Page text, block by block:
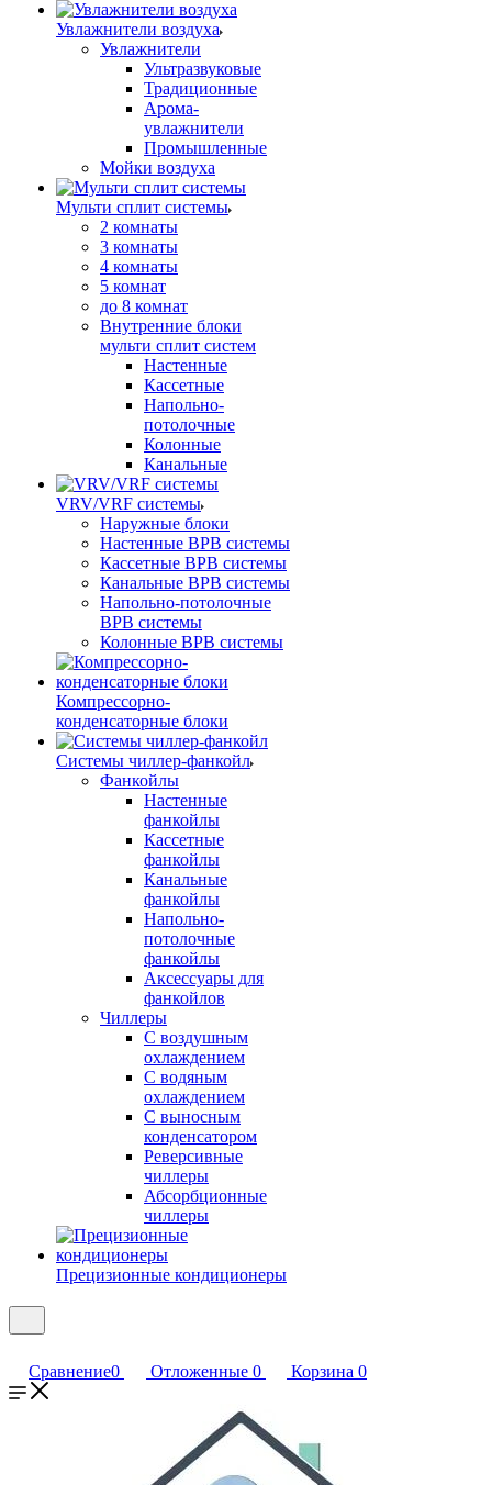
Увлажнители воздуха
Увлажнители
Ультразвуковые
Традиционные
Арома-
увлажнители
Промышленные
Мойки воздуха
Мульти сплит системы
2 комнаты
3 комнаты
4 комнаты
5 комнат
до 8 комнат
Внутренние блоки
мульти сплит систем
Настенные
Кассетные
Напольно-
потолочные
Колонные
Канальные
VRV/VRF системы
Наружные блоки
Настенные ВРВ системы
Кассетные ВРВ системы
Канальные ВРВ системы
Напольно-потолочные
ВРВ системы
Колонные ВРВ системы
Компрессорно-
конденсаторные блоки
Системы чиллер-фанкойл
Фанкойлы
Настенные
фанкойлы
Кассетные
фанкойлы
Канальные
фанкойлы
Напольно-
потолочные
фанкойлы
Аксессуары для
фанкойлов
Чиллеры
С воздушным
охлаждением
С водяным
охлаждением
С выносным
конденсатором
Реверсивные
чиллеры
Абсорбционные
чиллеры
Прецизионные кондиционеры
Сравнение0 Отложенные 0 Корзина 0